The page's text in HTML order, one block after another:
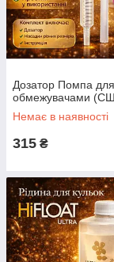
Дозатор Помпа
обмежувачами
Немає в наявності
315 ₴